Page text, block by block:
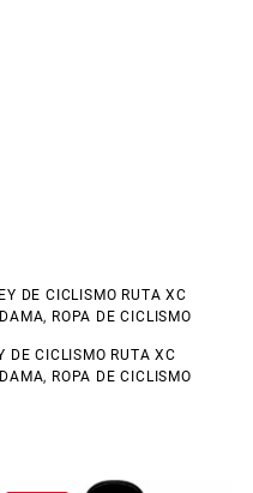
DE CICLISMO RUTA XC
, ROPA DE CICLISMO
DE CICLISMO RUTA XC
, ROPA DE CICLISMO